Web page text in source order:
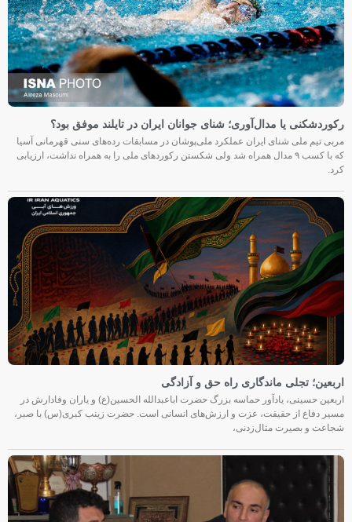
رکوردشکنی یا مدال‌آوری؛ شنای جوانان ایران در تایلند موفق بود؟
مربی تیم ملی شنای ایران عملکرد ملی‌پوشان در مسابقات رده‌های سنی قهرمانی آسیا
که با کسب ۹ مدال همراه شد ولی شکستن رکوردهای ملی را به همراه نداشت، ارزیابی
کرد.
اربعین؛ تجلی ماندگاری راه حق و آزادگی
اربعین حسینی، یادآور حماسه بزرگ حضرت اباعبدالله الحسین(ع) و یاران وفادارش در
مسیر دفاع از حقیقت، عزت و ارزش‌های انسانی است. حضرت زینب کبری(س) با صبر،
شجاعت و بصیرت مثال‌زدنی،